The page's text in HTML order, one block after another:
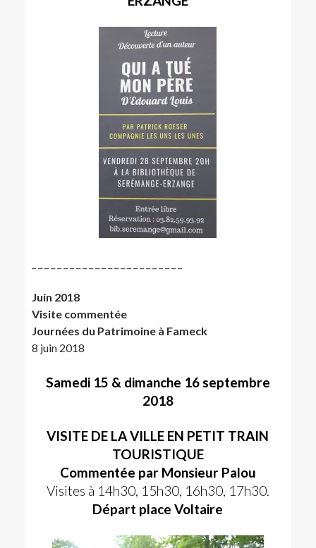
Juin 2018
Visite commentée
Journées du Patrimoine à Fameck
8 juin 2018
Samedi 15 & dimanche 16 septembre
2018
VISITE DE LA VILLE EN PETIT TRAIN
TOURISTIQUE
Commentée par Monsieur Palou
Visites à 14h30, 15h30, 16h30, 17h30.
Départ place Voltaire